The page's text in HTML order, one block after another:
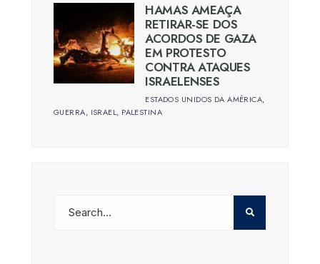
HAMAS AMEAÇA
RETIRAR-SE DOS
ACORDOS DE GAZA
EM PROTESTO
CONTRA ATAQUES
ISRAELENSES
ESTADOS UNIDOS DA AMÉRICA,
GUERRA, ISRAEL, PALESTINA